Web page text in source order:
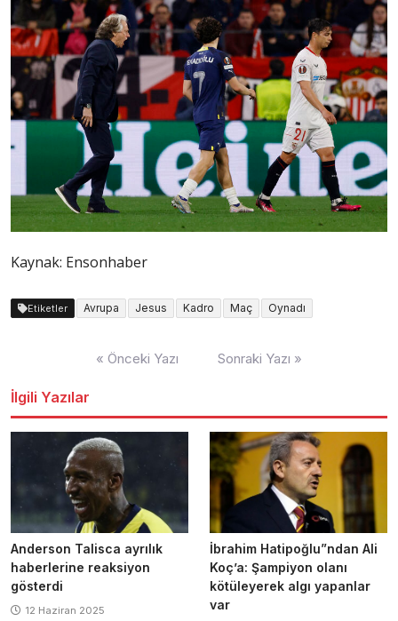
Kaynak: Ensonhaber
Etiketler Avrupa Jesus Kadro Maç Oynadı
« Önceki Yazı Sonraki Yazı »
İlgili Yazılar
Anderson Talisca ayrılık
haberlerine reaksiyon
gösterdi
12 Haziran 2025
İbrahim Hatipoğlu”ndan Ali
Koç’a: Şampiyon olanı
kötüleyerek algı yapanlar
var